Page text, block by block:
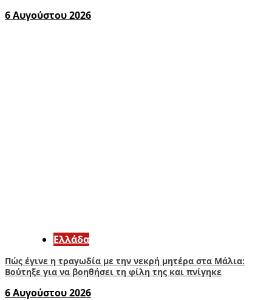
6 Αυγούστου 2026
Ελλάδα
Πώς έγινε η τραγωδία με την νεκρή μητέρα στα Μάλια:
Βούτηξε για να βοηθήσει τη φίλη της και πνίγηκε
6 Αυγούστου 2026